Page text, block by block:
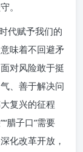
。
代赋予我们的
味着不回避矛
对风险敢于挺
、善于解决问
复兴的征程
腊子口”需要
化改革开放，